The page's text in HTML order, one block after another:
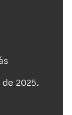
2025.